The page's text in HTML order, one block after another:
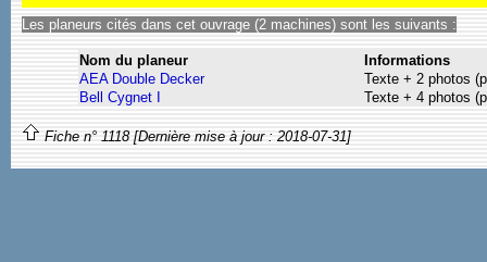
Les planeurs cités dans cet ouvrage (2 machines) sont les suivants :
Nom du planeur
Informations
AEA Double Decker
Texte + 2 photos
Bell Cygnet I
Texte + 4 photos
Fiche n° 1118 [Dernière mise à jour : 2018-07-31]